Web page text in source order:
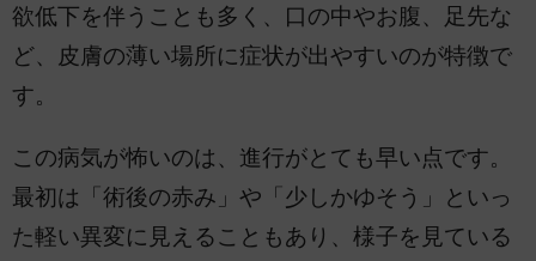
欲低下を伴うことも多く、口の中やお腹、足先な
ど、皮膚の薄い場所に症状が出やすいのが特徴で
す。
この病気が怖いのは、進行がとても早い点です。
最初は「術後の赤み」や「少しかゆそう」といっ
た軽い異変に見えることもあり、様子を見ている